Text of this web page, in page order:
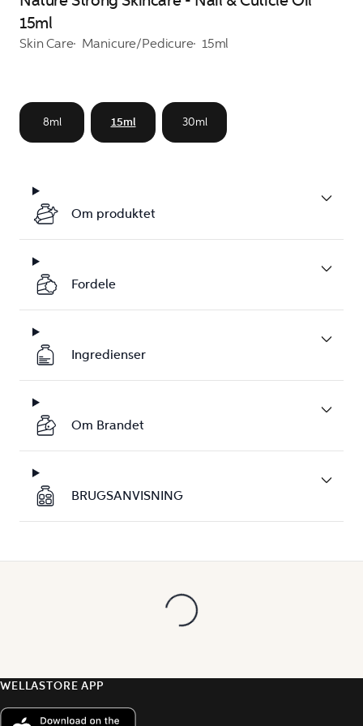
15ml
Skin Care Manicure/Pedicure 15ml
8ml 15ml 30ml
Om produktet
Fordele
Ingredienser
Om Brandet
BRUGSANVISNING
WELLASTORE APP